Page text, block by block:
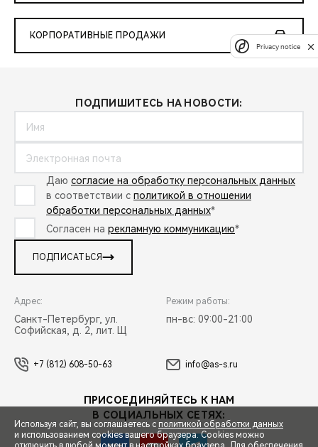
КОРПОРАТИВНЫЕ ПРОДАЖИ
ПОДПИШИТЕСЬ НА НОВОСТИ:
Даю согласие на обработку персональных данных
в соответствии с политикой в отношении
обработки персональных данных*
Согласен на рекламную коммуникацию*
ПОДПИСАТЬСЯ
Адрес:
Санкт-Петербург, ул.
Софийская, д. 2, лит. Щ
Режим работы:
пн-вс: 09:00-21:00
+7 (812) 608-50-63 info@as-s.ru
ПРИСОЕДИНЯЙТЕСЬ К НАМ
В СОЦИАЛЬНЫХ СЕТЯХ:
Используя сайт, вы соглашаетесь с политикой обработки данных
и использованием cookies вашего браузера. Cookies можно
Privacy notice